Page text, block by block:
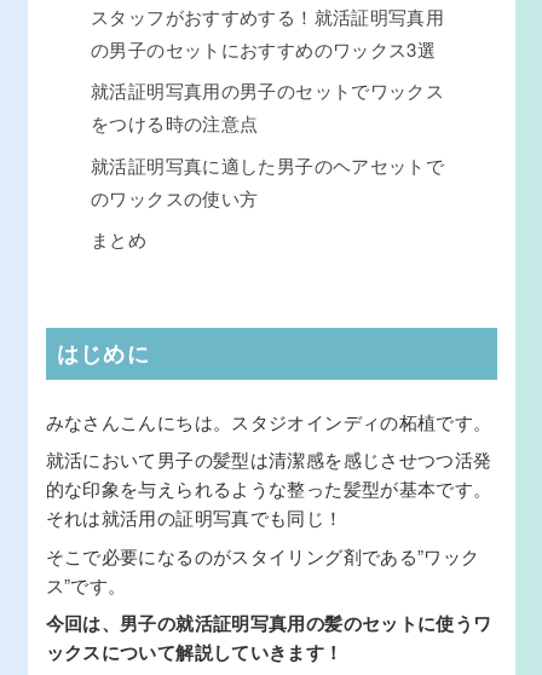
スタッフがおすすめする！就活証明写真用
の男子のセットにおすすめのワックス3選
就活証明写真用の男子のセットでワックス
をつける時の注意点
就活証明写真に適した男子のヘアセットで
のワックスの使い方
まとめ
はじめに
みなさんこんにちは。スタジオインディの柘植です。
就活において男子の髪型は清潔感を感じさせつつ活発
的な印象を与えられるような整った髪型が基本です。
それは就活用の証明写真でも同じ！
そこで必要になるのがスタイリング剤である”ワック
ス”です。
今回は、男子の就活証明写真用の髪のセットに使うワ
ックスについて解説していきます！